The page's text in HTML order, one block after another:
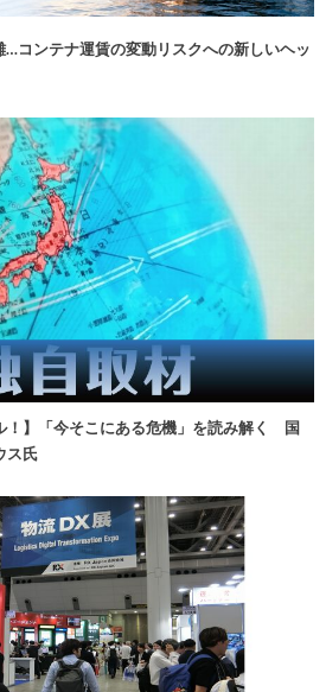
…コンテナ運賃の変動リスクへの新しいヘッ
！】「今そこにある危機」を読み解く 国
ス氏